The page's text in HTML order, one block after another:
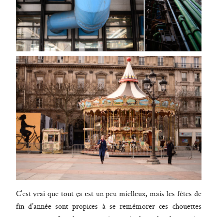
C’est vrai que tout ça est un peu mielleux, mais les fêtes de
fin d’année sont propices à se remémorer ces chouettes